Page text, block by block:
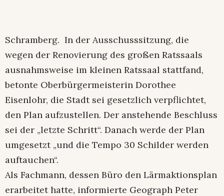
Schramberg. In der Ausschusssitzung, die
wegen der Renovierung des großen Ratssaals
ausnahmsweise im kleinen Ratssaal stattfand,
betonte Oberbürgermeisterin Dorothee
Eisenlohr, die Stadt sei gesetzlich verpflichtet,
den Plan aufzustellen. Der anstehende Beschluss
sei der „letzte Schritt“. Danach werde der Plan
umgesetzt „und die Tempo 30 Schilder werden
auftauchen“.
Als Fachmann, dessen Büro den Lärmaktionsplan
erarbeitet hatte, informierte Geograph Peter